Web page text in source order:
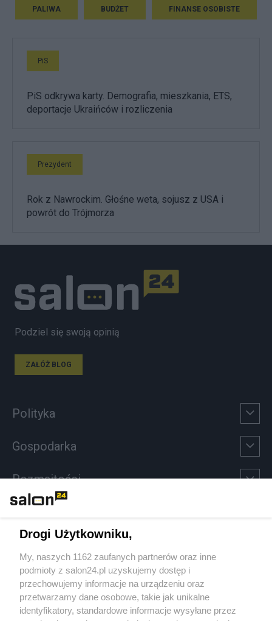
PALIWA BUDŻET FINANSE OSOBISTE
PiS
PiS odkrywa karty. Demografia, mieszkania, ETS,
deportacje Ukraińców i rozliczenia
Prezydent
Rok z Nawrockim. Głośne weta, sojusz z USA i
powrót do Trójmorza
Podziel się swoją opinią
ZAŁÓŻ BLOG
Polityka
Gospodarka
Rozmaitości
Sport
Społeczeństwo
Kultura
Drogi Użytkowniku,
My, naszych 1162 zaufanych partnerów oraz inne
podmioty z salon24.pl uzyskujemy dostęp i
przechowujemy informacje na urządzeniu oraz
przetwarzamy dane osobowe, takie jak unikalne
identyfikatory, standardowe informacje wysyłane przez